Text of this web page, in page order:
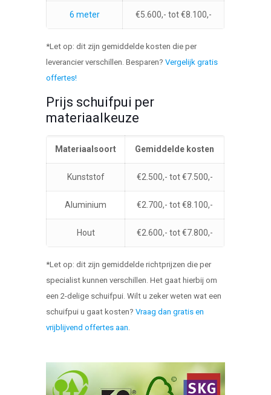
6 meter €5.600,- tot €8.100,-
*Let op: dit zijn gemiddelde kosten die per
leverancier verschillen. Besparen?Vergelijk gratis
offertes!
Prijs schuifpui per
materiaalkeuze
Materiaalsoort Gemiddelde kosten
Kunststof €2.500,- tot €7.500,-
Aluminium €2.700,- tot €8.100,-
Hout €2.600,- tot €7.800,-
*Let op: dit zijn gemiddelde richtprijzen die per
specialist kunnen verschillen. Het gaat hierbij om
een 2-delige schuifpui. Wilt u zeker weten wat een
schuifpui u gaat kosten?Vraag dan gratis en
vrijblijvend offertes aan